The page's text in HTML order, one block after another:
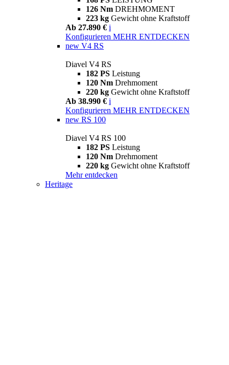
126 Nm DREHMOMENT
223 kg Gewicht ohne Kraftstoff
Ab 27.890 € i
Konfigurieren MEHR ENTDECKEN
new V4 RS
Diavel V4 RS
182 PS Leistung
120 Nm Drehmoment
220 kg Gewicht ohne Kraftstoff
Ab 38.990 € i
Konfigurieren MEHR ENTDECKEN
new RS 100
Diavel V4 RS 100
182 PS Leistung
120 Nm Drehmoment
220 kg Gewicht ohne Kraftstoff
Mehr entdecken
Heritage